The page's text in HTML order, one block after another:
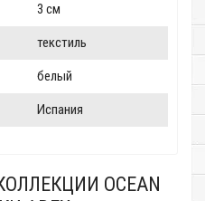
3 см
текстиль
белый
Испания
OCEAN